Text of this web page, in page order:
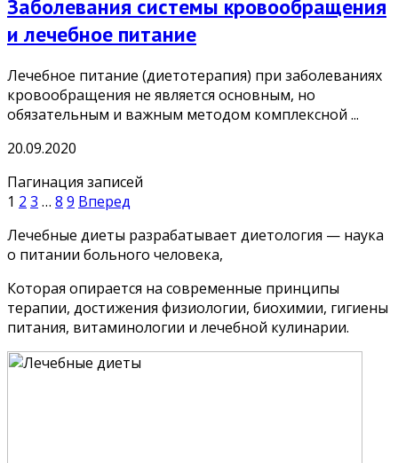
Заболевания системы кровообращения
и лечебное питание
Лечебное питание (диетотерапия) при заболеваниях
кровообращения не является основным, но
обязательным и важным методом комплексной ...
20.09.2020
Пагинация записей
1 2 3 … 8 9 Вперед
Лечебные диеты разрабатывает диетология — наука
о питании больного человека,
Которая опирается на современные принципы
терапии, достижения физиологии, биохимии, гигиены
питания, витаминологии и лечебной кулинарии.